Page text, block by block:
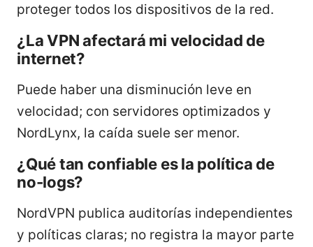
proteger todos los dispositivos de la red.
¿La VPN afectará mi velocidad de
internet?
Puede haber una disminución leve en
velocidad; con servidores optimizados y
NordLynx, la caída suele ser menor.
¿Qué tan confiable es la política de
no-logs?
NordVPN publica auditorías independientes
y políticas claras; no registra la mayor parte